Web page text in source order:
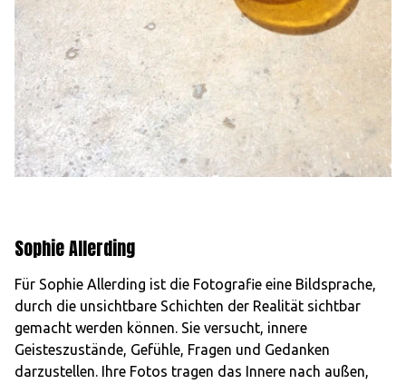
Sophie Allerding
Für Sophie Allerding ist die Fotografie eine Bildsprache,
durch die unsichtbare Schichten der Realität sichtbar
gemacht werden können. Sie versucht, innere
Geisteszustände, Gefühle, Fragen und Gedanken
darzustellen. Ihre Fotos tragen das Innere nach außen,